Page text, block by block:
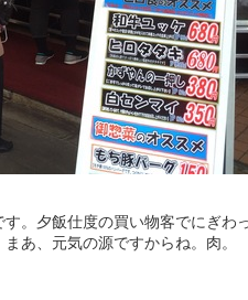
。夕飯仕度の買い物客でにぎわ
あ、元気の源ですからね。肉。